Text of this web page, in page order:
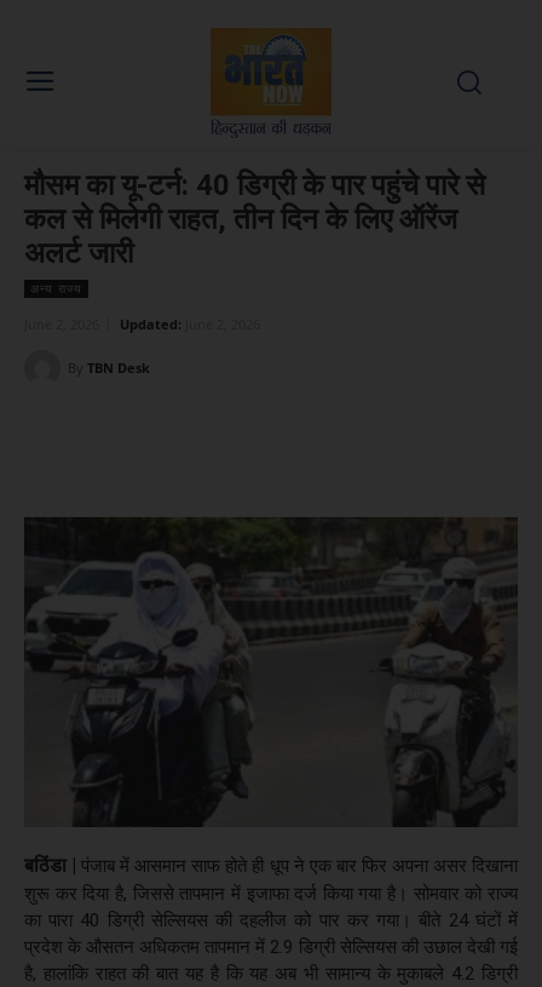
मौसम का यू-टर्न: 40 डिग्री के पार पहुंचे पारे से
कल से मिलेगी राहत, तीन दिन के लिए ऑरेंज
अलर्ट जारी
अन्य राज्य
Updated:
By TBN Desk
बठिंडा |पंजाब में आसमान साफ होते ही धूप ने एक बार फिर अपना असर दिखाना
शुरू कर दिया है, जिससे तापमान में इजाफा दर्ज किया गया है। सोमवार को राज्य
का पारा 40 डिग्री सेल्सियस की दहलीज को पार कर गया। बीते 24 घंटों में
प्रदेश के औसतन अधिकतम तापमान में 2.9 डिग्री सेल्सियस की उछाल देखी गई
है, हालांकि राहत की बात यह है कि यह अब भी सामान्य के मुकाबले 4.2 डिग्री